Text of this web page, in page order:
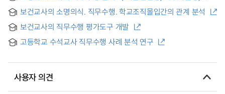
Relationships between Elementary School Teachers' Job
Performance Readiness, Learning Agility, Job Autonomy,
School Organizational Culture, and School Organizational
Commitment
보건교사의 소명의식. 직무수행. 학교조직몰입간의 관계 분석
보건교사의 직무수행 평가도구 개발
고등학교 수석교사 직무수행 사례 분석 연구
사용자 의견